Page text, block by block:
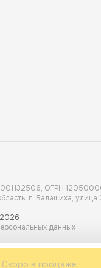
132506, ОГРН
г. Балашиха, улица
данных